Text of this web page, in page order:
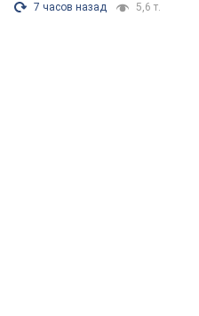
7 часов назад 5,6 т.